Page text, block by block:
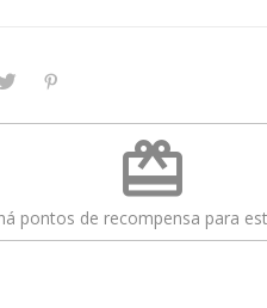
redeem
pontos de recompensa para